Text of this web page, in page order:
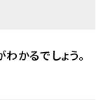
かるでしょう。